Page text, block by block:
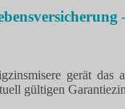
gerät
gültigen